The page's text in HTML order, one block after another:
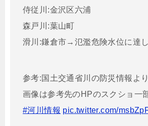
侍従川:金沢区六浦
森戸川:葉山町
滑川:鎌倉市→氾濫危険水位に達
参考:国土交通省川の防災情報より
画像は参考先のHPのスクショ一
#河川情報 pic.twitter.com/